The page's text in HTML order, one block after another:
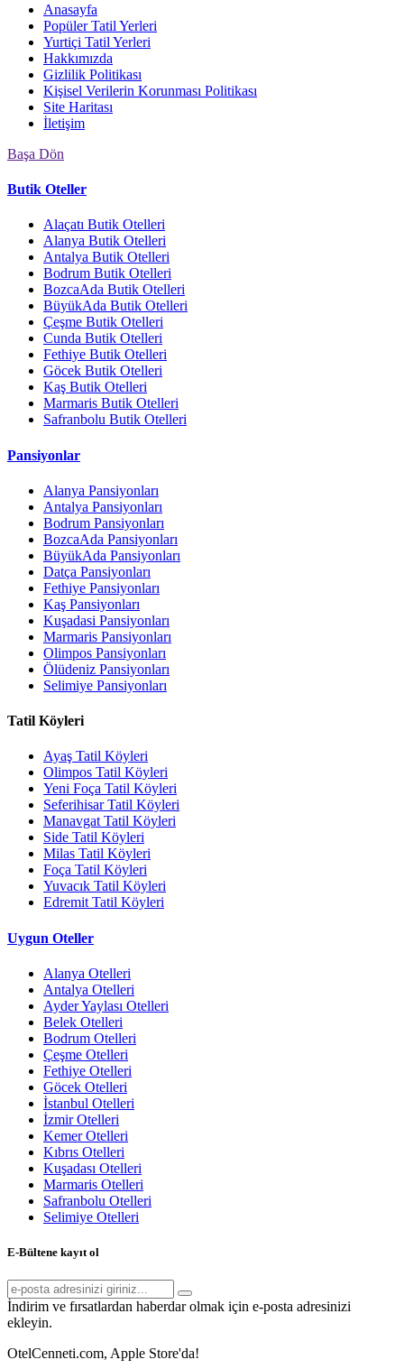
Anasayfa
Popüler Tatil Yerleri
Yurtiçi Tatil Yerleri
Hakkımızda
Gizlilik Politikası
Kişisel Verilerin Korunması Politikası
Site Haritası
İletişim
Başa Dön
Butik Oteller
Alaçatı Butik Otelleri
Alanya Butik Otelleri
Antalya Butik Otelleri
Bodrum Butik Otelleri
BozcaAda Butik Otelleri
BüyükAda Butik Otelleri
Çeşme Butik Otelleri
Cunda Butik Otelleri
Fethiye Butik Otelleri
Göcek Butik Otelleri
Kaş Butik Otelleri
Marmaris Butik Otelleri
Safranbolu Butik Otelleri
Pansiyonlar
Alanya Pansiyonları
Antalya Pansiyonları
Bodrum Pansiyonları
BozcaAda Pansiyonları
BüyükAda Pansiyonları
Datça Pansiyonları
Fethiye Pansiyonları
Kaş Pansiyonları
Kuşadasi Pansiyonları
Marmaris Pansiyonları
Olimpos Pansiyonları
Ölüdeniz Pansiyonları
Selimiye Pansiyonları
Tatil Köyleri
Ayaş Tatil Köyleri
Olimpos Tatil Köyleri
Yeni Foça Tatil Köyleri
Seferihisar Tatil Köyleri
Manavgat Tatil Köyleri
Side Tatil Köyleri
Milas Tatil Köyleri
Foça Tatil Köyleri
Yuvacık Tatil Köyleri
Edremit Tatil Köyleri
Uygun Oteller
Alanya Otelleri
Antalya Otelleri
Ayder Yaylası Otelleri
Belek Otelleri
Bodrum Otelleri
Çeşme Otelleri
Fethiye Otelleri
Göcek Otelleri
İstanbul Otelleri
İzmir Otelleri
Kemer Otelleri
Kıbrıs Otelleri
Kuşadası Otelleri
Marmaris Otelleri
Safranbolu Otelleri
Selimiye Otelleri
E-Bültene kayıt ol
İndirim ve fırsatlardan haberdar olmak için e-posta adresinizi
ekleyin.
OtelCenneti.com, Apple Store'da!